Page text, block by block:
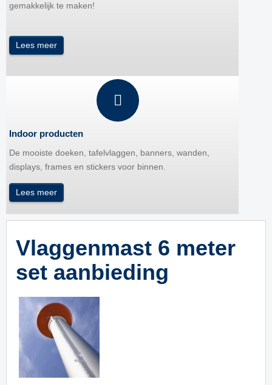
gemakkelijk te maken!
Lees meer
Indoor producten
De mooiste doeken, tafelvlaggen, banners, wanden,
displays, frames en stickers voor binnen.
Lees meer
Vlaggenmast 6 meter
set aanbieding